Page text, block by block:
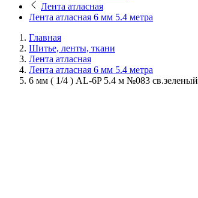
Лента атласная
Лента атласная 6 мм 5.4 метра
Главная
Шитье, ленты, ткани
Лента атласная
Лента атласная 6 мм 5.4 метра
6 мм ( 1/4 ) AL-6P 5.4 м №083 св.зеленый